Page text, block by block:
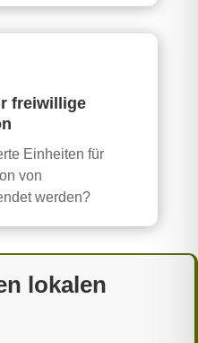
freiwillige
Einheiten für
von
werden?
lokalen